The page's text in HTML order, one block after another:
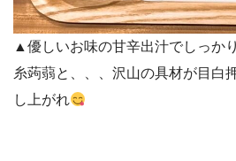
▲優しいお味の甘辛出汁でしっか
糸蒟蒻と、、、沢山の具材が目白
し上がれ